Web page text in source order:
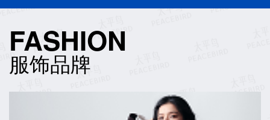
2026-03-19
FASHION
服饰品牌